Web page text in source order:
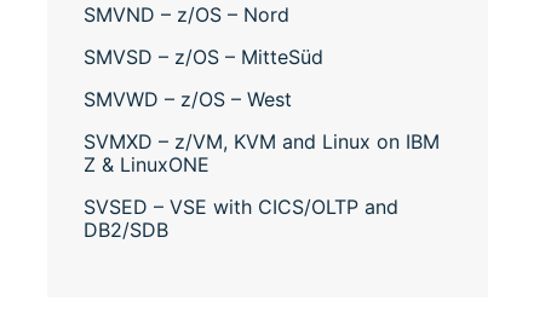
SMVND – z/OS – Nord
SMVSD – z/OS – MitteSüd
SMVWD – z/OS – West
SVMXD – z/VM, KVM and Linux on IBM
Z & LinuxONE
SVSED – VSE with CICS/OLTP and
DB2/SDB